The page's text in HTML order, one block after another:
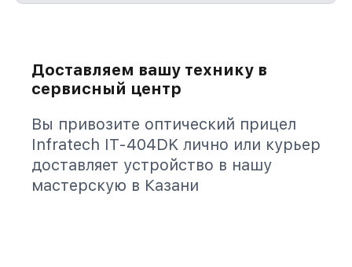
Доставляем вашу технику в
сервисный центр
Вы привозите оптический прицел
Infratech IT-404DK лично или курьер
доставляет устройство в нашу
мастерскую в Казани